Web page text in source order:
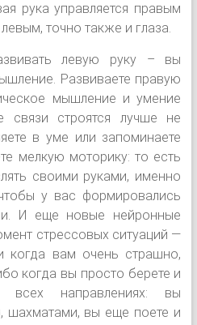
рука управляется правым
точно также и глаза.
левую руку – вы
Развиваете правую
мышление и умение
связи строятся лучше не
в уме или запоминаете
мелкую моторику: то есть
своими руками, именно
у вас формировались
И еще новые нейронные
стрессовых ситуаций —
когда вам очень страшно,
когда вы просто берете и
всех направлениях: вы
шахматами, вы еще поете и